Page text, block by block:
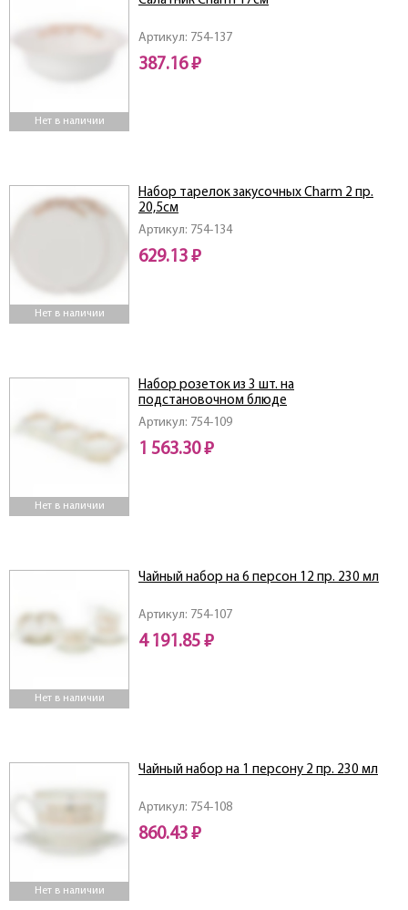
Нет в наличии
Артикул: 754-137
387.16 ₽
Нет в наличии
Артикул: 754-134
Набор тарелок закусочных Charm 2 пр.
20,5см
629.13 ₽
Нет в наличии
Артикул: 754-109
Набор розеток из 3 шт. на
подстановочном блюде
1 563.30 ₽
Нет в наличии
Артикул: 754-107
Чайный набор на 6 персон 12 пр. 230 мл
4 191.85 ₽
Нет в наличии
Артикул: 754-108
Чайный набор на 1 персону 2 пр. 230 мл
860.43 ₽